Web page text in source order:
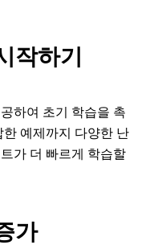
작하기
하여 초기 학습을 촉
예제까지 다양한 난
가 더 빠르게 학습할
가